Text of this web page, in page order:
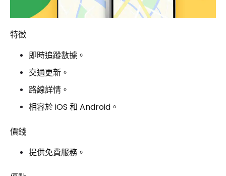
特徵
即時追蹤數據。
交通更新。
路線詳情。
相容於 iOS 和 Android。
價錢
提供免費服務。